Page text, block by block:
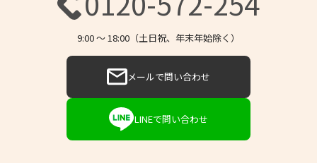
9:00 〜 18:00（土日祝、年末年始除く）
メールで問い合わせ
LINEで問い合わせ